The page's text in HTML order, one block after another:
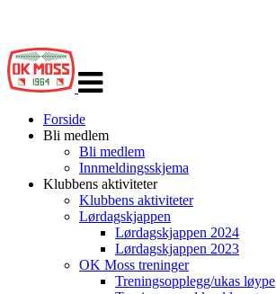
navigasjon
Forside
Bli medlem
Bli medlem
Innmeldingsskjema
Klubbens aktiviteter
Klubbens aktiviteter
Lørdagskjappen
Lørdagskjappen 2024
Lørdagskjappen 2023
OK Moss treninger
Treningsopplegg/ukas løype